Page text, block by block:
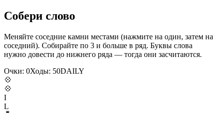
Собери слово
Меняйте соседние камни местами (нажмите на один, затем на
соседний). Собирайте по 3 и больше в ряд. Буквы слова
нужно довести до нижнего ряда — тогда они засчитаются.
Очки: 0Ходы: 50DAILY
💠
💠
I
L